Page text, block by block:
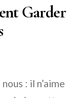
Garder
: il n’aime